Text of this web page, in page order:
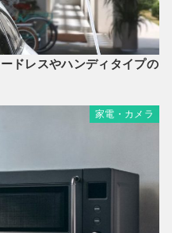
ドレスやハンディタイプの
家電・カメラ